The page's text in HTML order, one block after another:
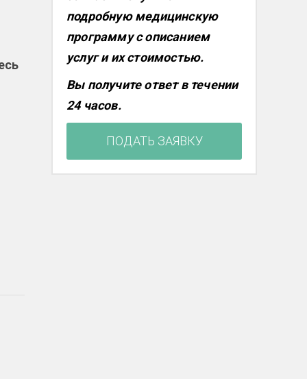
подробную медицинскую
программу с описанием
услуг и их стоимостью.
Вы получите ответ в течении
24 часов.
ПОДАТЬ ЗАЯВКУ